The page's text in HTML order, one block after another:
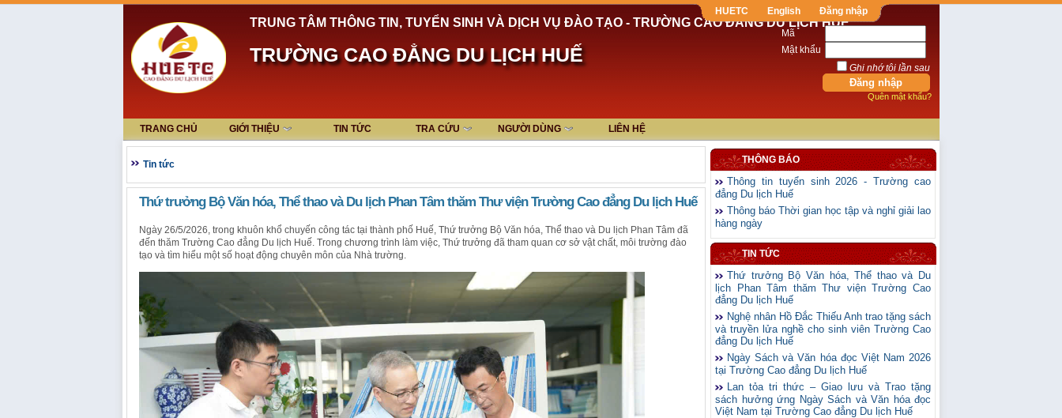
HUETC English Đăng nhập
TRUNG TÂM THÔNG TIN, TUYỂN SINH VÀ DỊCH VỤ ĐÀO TẠO - TRƯỜNG CAO ĐẲNG DU LỊCH HUẾ
TRƯỜNG CAO ĐẲNG DU LỊCH HUẾ
Mã
Mật khẩu
Ghi nhớ tôi lần sau
Quên mật khẩu?
TRANG CHỦ GIỚI THIỆU TIN TỨC TRA CỨU NGƯỜI DÙNG LIÊN HỆ
Tin tức
Thứ trưởng Bộ Văn hóa, Thể thao và Du lịch Phan Tâm thăm Thư viện Trường Cao đẳng Du lịch Huế
Ngày 26/5/2026, trong khuôn khổ chuyến công tác tại thành phố Huế, Thứ trưởng Bộ Văn hóa, Thể thao và Du lịch Phan Tâm đã
đến thăm Trường Cao đẳng Du lịch Huế. Trong chương trình làm việc, Thứ trưởng đã tham quan cơ sở vật chất, môi trường đào
tạo và tìm hiểu một số hoạt động chuyên môn của Nhà trường.
THÔNG BÁO
Thông tin tuyển sinh 2026 - Trường cao
đẳng Du lịch Huế
Thông báo Thời gian học tập và nghỉ giải lao
hàng ngày
TIN TỨC
Thứ trưởng Bộ Văn hóa, Thể thao và Du
lịch Phan Tâm thăm Thư viện Trường Cao
đẳng Du lịch Huế
Nghệ nhân Hồ Đắc Thiếu Anh trao tặng sách
và truyền lửa nghề cho sinh viên Trường Cao
đẳng Du lịch Huế
Ngày Sách và Văn hóa đọc Việt Nam 2026
tại Trường Cao đẳng Du lịch Huế
Lan tỏa tri thức – Giao lưu và Trao tặng
sách hưởng ứng Ngày Sách và Văn hóa đọc
Việt Nam tại Trường Cao đẳng Du lịch Huế